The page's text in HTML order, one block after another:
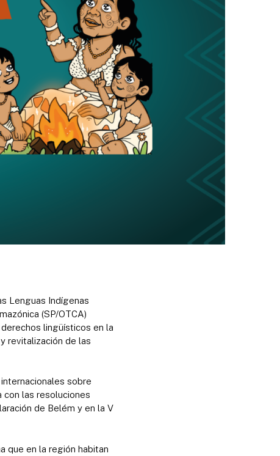
Lenguas Indígenas
(SP/OTCA)
lingüísticos en la
revitalización de las
sobre
con las resoluciones
de Belém y en la V
que en la región habitan